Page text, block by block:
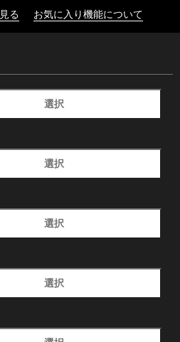
る お気に入り機能について
選択
選択
選択
選択